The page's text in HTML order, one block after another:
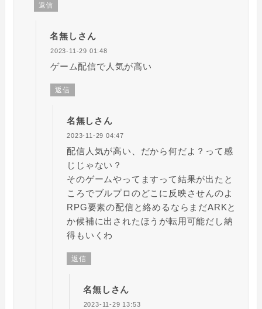
返信
名無しさん
2023-11-29 01:48
ゲーム配信で人気が高い
返信
名無しさん
2023-11-29 04:47
配信人気が高い、だから何だよ？って感
じじゃない？
そのゲームやってますって結果が出たと
ころでブルプロのどこに反映させんのよ
RPG要素の配信と絡めるならまだARKと
か候補に出されたほうが転用可能だし納
得もいくわ
返信
名無しさん
2023-11-29 13:53